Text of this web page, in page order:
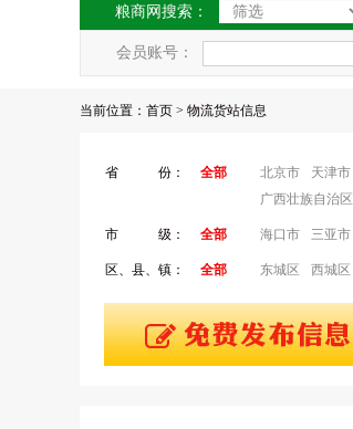
粮商网搜索：
会员账号：
当前位置： 首页 > 物流货站信息
省 份： 全部 北京市 天津市
广西壮族自治区
市 级： 全部 海口市 三亚市
区、县、镇： 全部 东城区 西城区